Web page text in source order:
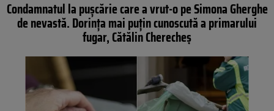
Condamnatul la pușcărie care a vrut-o pe Simona Gherghe
de nevastă. Dorința mai puțin cunoscută a primarului
fugar, Cătălin Cherecheș